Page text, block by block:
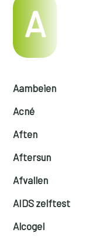
A
Aambeien
Acné
Aften
Aftersun
Afvallen
AIDS zelftest
Alcogel